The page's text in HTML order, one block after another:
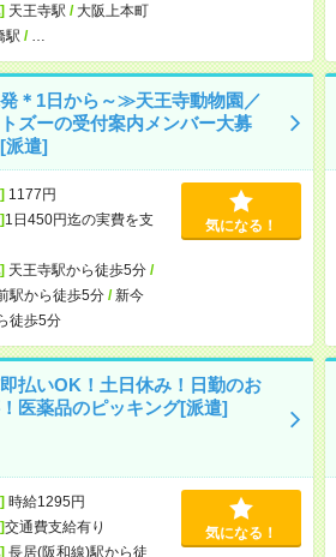
天王寺駅 / 大阪上本町
駅 /
＊1日から～≫天王寺動物園／
ズーの受付案内メンバー大募
派遣]
1177円
1日450円迄の実費を支
天王寺駅から徒歩5分/
駅から徒歩5分/新今
徒歩5分
気になる！
払いOK！土日休み！日勤のお
医薬品のピッキング[派遣]
時給1295円
交通費支給有り
長居(阪和線)駅から徒
気になる！